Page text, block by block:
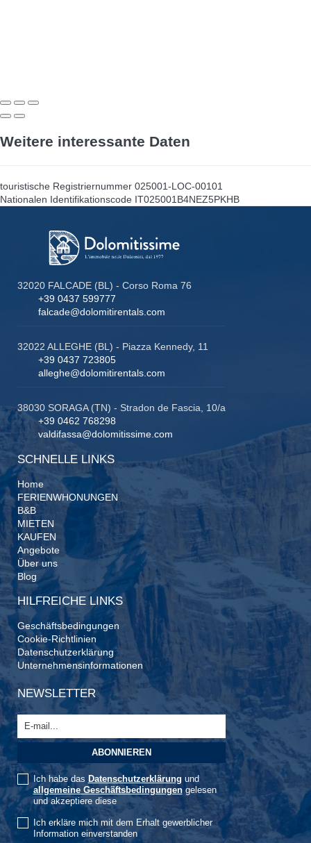
Weitere interessante Daten
touristische Registriernummer 025001-LOC-00101
Nationalen Identifikationscode IT025001B4NEZ5PKHB
32020 FALCADE (BL) - Corso Roma 76
+39 0437 599777
falcade@dolomitirentals.com
32022 ALLEGHE (BL) - Piazza Kennedy, 11
+39 0437 723805
alleghe@dolomitirentals.com
38030 SORAGA (TN) - Stradon de Fascia, 10/a
+39 0462 768298
valdifassa@dolomitissime.com
SCHNELLE LINKS
Home
FERIENWHONUNGEN
B&B
MIETEN
KAUFEN
Angebote
Über uns
Blog
HILFREICHE LINKS
Geschäftsbedingungen
Cookie-Richtlinien
Datenschutzerklärung
Unternehmensinformationen
NEWSLETTER
Ich habe das Datenschutzerklärung und
allgemeine Geschäftsbedingungengelesen
und akzeptiere diese
Ich erkläre mich mit dem Erhalt gewerblicher
Information einverstanden